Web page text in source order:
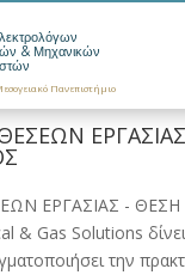
& Μηχανικών
Πανεπιστήμιο
ΕΡΓΑΣΙΑΣ -
& Gas Solutions
την